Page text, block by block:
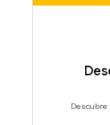
Descubre